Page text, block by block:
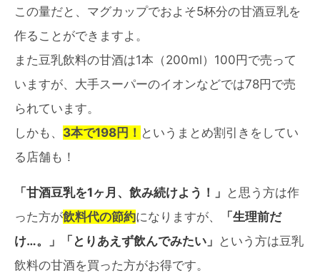
この量だと、マグカップでおよそ5杯分の甘酒豆乳を
作ることができますよ。
また豆乳飲料の甘酒は1本（200ml）100円で売って
いますが、大手スーパーのイオンなどでは78円で売
られています。
しかも、 3本で198円！ というまとめ割引きをしてい
る店舗も！
「甘酒豆乳を1ヶ月、飲み続けよう！」 と思う方は作
った方が飲料代の節約になりますが、
「生理前だ
け…。」「とりあえず飲んでみたい」 という方は豆乳
飲料の甘酒を買った方がお得です。